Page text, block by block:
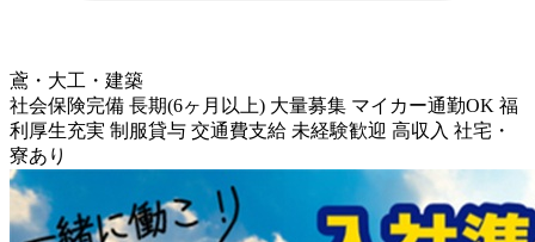
鳶・大工・建築
社会保険完備 長期(6ヶ月以上) 大量募集 マイカー通勤OK 福
利厚生充実 制服貸与 交通費支給 未経験歓迎 高収入 社宅・
寮あり